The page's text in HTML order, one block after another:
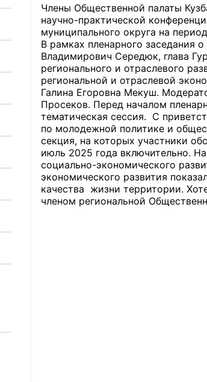
+7 (3842) 58-82-40
Главная
Общественные советы
Общественные советы при
исполнительной власти
Общественные советы по
оказания услуг
Члены Общественной палаты
научно-практической
муниципального округа на
В рамках пленарного заседания
Владимирович Середюк, глава
регионального и отраслевого
региональной и отраслевой
Галина Егоровна Мекуш.
Просеков. Перед началом
тематическая сессия. С
по молодежной политике и
секция, на которых участники
июль 2025 года включительно.
социально-экономического
экономического развития
качества жизни территории.
членом региональной